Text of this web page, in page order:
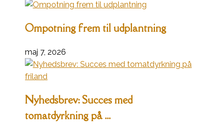
Ompotning frem til udplantning
maj 7, 2026
Nyhedsbrev: Succes med
tomatdyrkning på ...